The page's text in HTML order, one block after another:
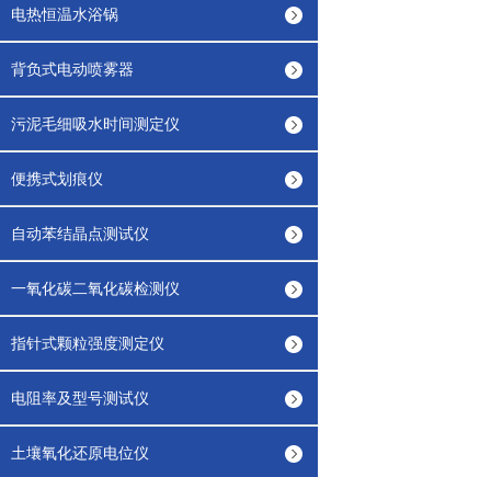
电热恒温水浴锅
背负式电动喷雾器
污泥毛细吸水时间测定仪
便携式划痕仪
自动苯结晶点测试仪
一氧化碳二氧化碳检测仪
指针式颗粒强度测定仪
电阻率及型号测试仪
土壤氧化还原电位仪